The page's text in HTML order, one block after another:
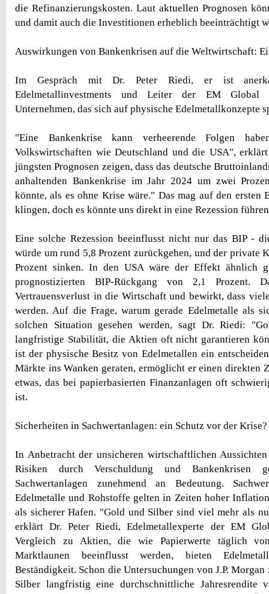
die Refinanzierungskosten. Laut aktuellen Prognosen
und damit auch die Investitionen erheblich beeinträchtigt
Auswirkungen von Bankenkrisen auf die Weltwirtschaft:
Im Gespräch mit Dr. Peter Riedi, er ist
Edelmetallinvestments und Leiter der EM Global
Unternehmen, das sich auf physische Edelmetallkonzepte
"Eine Bankenkrise kann verheerende Folgen
Volkswirtschaften wie Deutschland und die USA",
jüngsten Prognosen zeigen, dass das deutsche
anhaltenden Bankenkrise im Jahr 2024 um zwei
könnte, als es ohne Krise wäre." Das mag auf den ersten
klingen, doch es könnte uns direkt in eine Rezession
Eine solche Rezession beeinflusst nicht nur das BIP -
würde um rund 5,8 Prozent zurückgehen, und der private
Prozent sinken. In den USA wäre der Effekt ähnlich
prognostizierten BIP-Rückgang von 2,1 Prozent.
Vertrauensverlust in die Wirtschaft und bewirkt, dass
werden. Auf die Frage, warum gerade Edelmetalle als
solchen Situation gesehen werden, sagt Dr. Riedi:
langfristige Stabilität, die Aktien oft nicht garantieren
ist der physische Besitz von Edelmetallen ein
Märkte ins Wanken geraten, ermöglicht er einen
etwas, das bei papierbasierten Finanzanlagen oft
ist.
Sicherheiten in Sachwertanlagen: ein Schutz vor der Krise?
In Anbetracht der unsicheren wirtschaftlichen
Risiken durch Verschuldung und Bankenkrisen
Sachwertanlagen zunehmend an Bedeutung.
Edelmetalle und Rohstoffe gelten in Zeiten hoher
als sicherer Hafen. "Gold und Silber sind viel mehr als
erklärt Dr. Peter Riedi, Edelmetallexperte der EM
Vergleich zu Aktien, die wie Papierwerte täglich
Marktlaunen beeinflusst werden, bieten
Beständigkeit. Schon die Untersuchungen von J.P. Morgan
Silber langfristig eine durchschnittliche Jahresrendite